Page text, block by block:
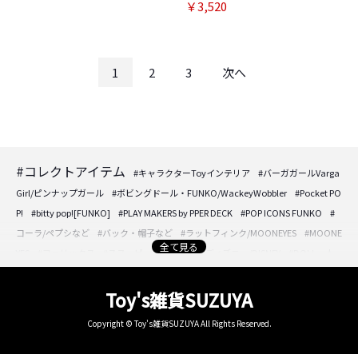
￥3,520
1 2 3 次へ
#コレクトアイテム #キャラクターToyインテリア
#バーガガールVarga
Girl/ピンナップガール
#ボビングドール・FUNKO/WackeyWobbler
#Pocket PO
P!
#bitty pop![FUNKO] #PLAY MAKERS by PPER DECK #POP ICONS FUNKO
#
コーラ/ペプシなど
#バック・帽子など #ラットフィンク/MOONEYES
#MOONE
#スヌーピー/PEANUTS #ディズニー/DISNEY
#フォトフレーム/壁掛けプレートなど
#ジュエリーケース・トレーetc.
グレイトフルデッドビーンベア・グッズect.
#5インチ/デットベア
全て見る
Toy's雑貨SUZUYA
Copyright © Toy's雑貨SUZUYA All Rights Reserved.